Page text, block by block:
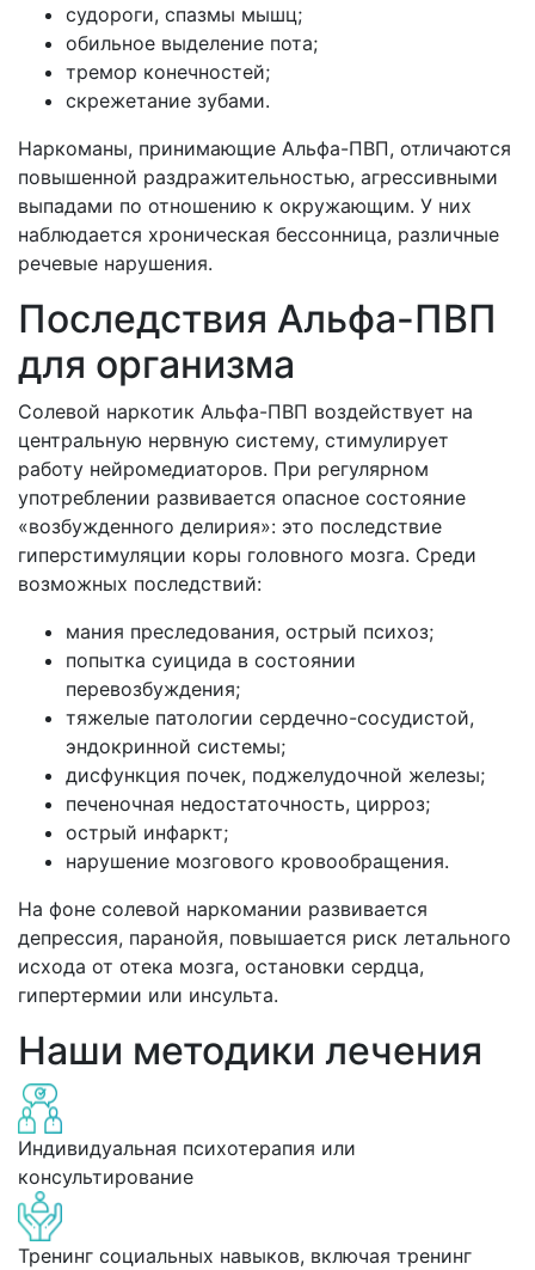
судороги, спазмы мышц;
обильное выделение пота;
тремор конечностей;
скрежетание зубами.
Наркоманы, принимающие Альфа-ПВП, отличаются
повышенной раздражительностью, агрессивными
выпадами по отношению к окружающим. У них
наблюдается хроническая бессонница, различные
речевые нарушения.
Последствия Альфа-ПВП
для организма
Солевой наркотик Альфа-ПВП воздействует на
центральную нервную систему, стимулирует
работу нейромедиаторов. При регулярном
употреблении развивается опасное состояние
«возбужденного делирия»: это последствие
гиперстимуляции коры головного мозга. Среди
возможных последствий:
мания преследования, острый психоз;
попытка суицида в состоянии
перевозбуждения;
тяжелые патологии сердечно-сосудистой,
эндокринной системы;
дисфункция почек, поджелудочной железы;
печеночная недостаточность, цирроз;
острый инфаркт;
нарушение мозгового кровообращения.
На фоне солевой наркомании развивается
депрессия, паранойя, повышается риск летального
исхода от отека мозга, остановки сердца,
гипертермии или инсульта.
Наши методики лечения
Индивидуальная психотерапия или
консультирование
Тренинг социальных навыков, включая тренинг